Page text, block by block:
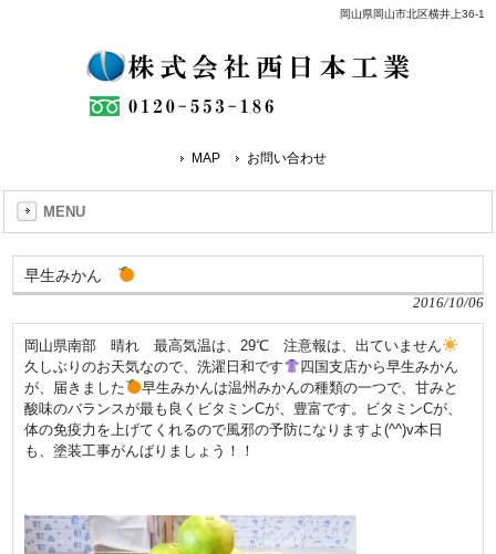
岡山県岡山市北区横井上36-1
MAP お問い合わせ
MENU
早生みかん
2016/10/06
岡山県南部 晴れ 最高気温は、29℃ 注意報は、出ていません
久しぶりのお天気なので、洗濯日和です
四国支店から早生みかん
が、届きました
早生みかんは温州みかんの種類の一つで、甘みと
酸味のバランスが最も良くビタミンCが、豊富です。ビタミンCが、
体の免疫力を上げてくれるので風邪の予防になりますよ(^^)v本日
も、塗装工事がんばりましょう！！